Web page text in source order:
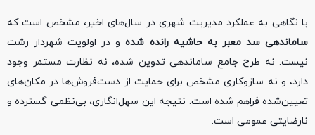
با نگاهی به عملکرد مدیریت شهری در سال‌های اخیر، مشخص است که
ساماندهی سد معبر به حاشیه رانده شدهو در اولویت شهردار رشت
نیست. نه طرح جامع ساماندهی تدوین شده، نه نظارت مستمر وجود
دارد، و نه سازوکاری مشخص برای حمایت از دست‌فروش‌ها در مکان‌های
تعیین‌شده فراهم شده است. نتیجه این سهل‌انگاری، بی‌نظمی گسترده و
نارضایتی عمومی است.